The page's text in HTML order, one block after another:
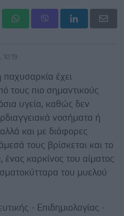
10:19
παχυσαρκία έχει
τους πιο σημαντικούς
υγεία, καθώς δεν
νοσήματα ή
και με διάφορες
τους βρίσκεται και το
καρκίνος του αίματος
του μυελού
- Επιδημιολογίας -